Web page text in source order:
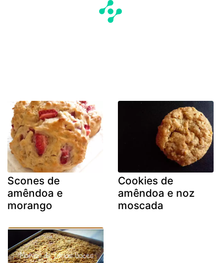
Scones de
amêndoa e
morango
Cookies de
amêndoa e noz
moscada